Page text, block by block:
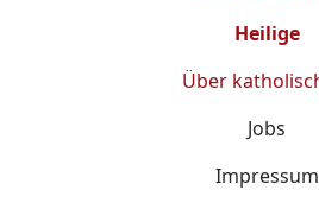
Heilige
Über
Jobs
Impressum